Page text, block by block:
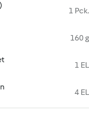
1 Pck.
160 g
1 EL
4 EL